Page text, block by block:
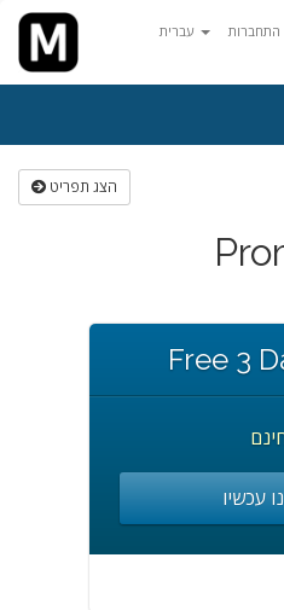
התחברות
הצג תפריט
Free 3
עכשיו